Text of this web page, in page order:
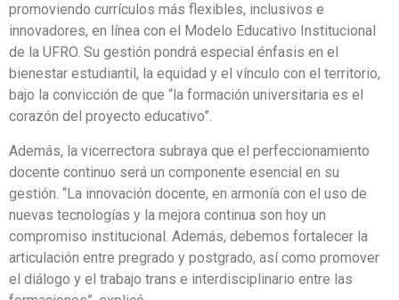
promoviendo currículos más flexibles, inclusivos e
innovadores, en línea con el Modelo Educativo Institucional
de la UFRO. Su gestión pondrá especial énfasis en el
bienestar estudiantil, la equidad y el vínculo con el territorio,
bajo la convicción de que “la formación universitaria es el
corazón del proyecto educativo”.
Además, la vicerrectora subraya que el perfeccionamiento
docente continuo será un componente esencial en su
gestión. “La innovación docente, en armonía con el uso de
nuevas tecnologías y la mejora continua son hoy un
compromiso institucional. Además, debemos fortalecer la
articulación entre pregrado y postgrado, así como promover
el diálogo y el trabajo trans e interdisciplinario entre las